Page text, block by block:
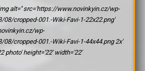
alt='' src='https://www.novinkyin.cz/wp-
cropped-001.-Wiki-Favi-1-22x22.png'
wp-
cropped-001.-Wiki-Favi-1-44x44.png 2x'
photo' height='22' width='22'